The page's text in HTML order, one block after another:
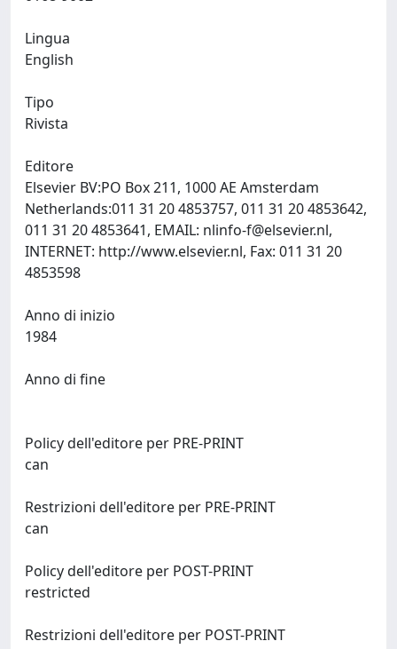
Lingua
Tipo
Rivista
Editore
Elsevier BV:PO Box 211, 1000 AE Amsterdam
Netherlands:011 31 20 4853757, 011 31 20 4853642,
011 31 20 4853641, EMAIL: nlinfo-f@elsevier.nl,
INTERNET: http://www.elsevier.nl, Fax: 011 31 20
Anno di inizio
Anno di fine
Policy dell'editore per PRE-PRINT
Restrizioni dell'editore per PRE-PRINT
Policy dell'editore per POST-PRINT
Restrizioni dell'editore per POST-PRINT